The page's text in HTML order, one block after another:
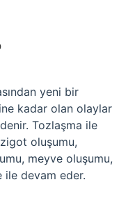
yeni bir
kadar olan olaylar
Tozlaşma ile
oluşumu,
meyve oluşumu,
ile devam eder.